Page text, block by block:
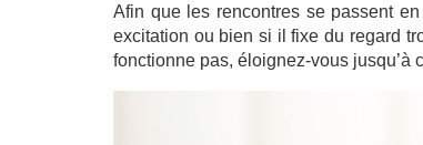
Afin que les rencontres se passent
excitation ou bien si il fixe du regard
fonctionne pas, éloignez-vous jusqu’à